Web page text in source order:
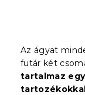
Az ágyat
futár két
tartalmaz